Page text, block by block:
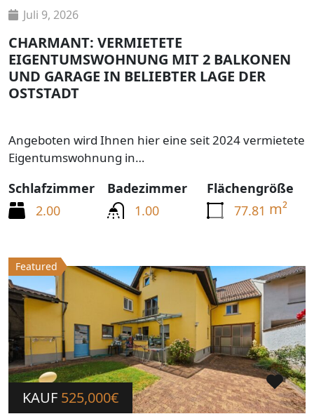
Juli 9, 2026
CHARMANT: VERMIETETE
EIGENTUMSWOHNUNG MIT 2 BALKONEN
UND GARAGE IN BELIEBTER LAGE DER
OSTSTADT
Angeboten wird Ihnen hier eine seit 2024 vermietete
Eigentumswohnung in…
Schlafzimmer
2.00
Badezimmer
1.00
Flächengröße
77.81 m²
Featured
KAUF 525,000€